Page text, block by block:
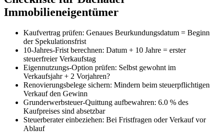
Immobilieneigentümer
Kaufvertrag prüfen: Genaues Beurkundungsdatum = Beginn
der Spekulationsfrist
10-Jahres-Frist berechnen: Datum + 10 Jahre = erster
steuerfreier Verkaufstag
Eigennutzungs-Option prüfen: Selbst gewohnt im
Verkaufsjahr + 2 Vorjahren?
Renovierungsbelege sichern: Mindern beim steuerpflichtigen
Verkauf den Gewinn
Grunderwerbsteuer-Quittung aufbewahren: 6.0 % des
Kaufpreises sind absetzbar
Steuerberater einbeziehen: Bei Fristfragen oder Verkauf vor
Ablauf